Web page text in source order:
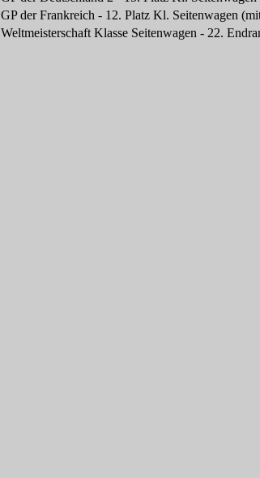
GP der Frankreich - 12. Platz Kl. Seitenwagen
Weltmeisterschaft Klasse Seitenwagen - 22.